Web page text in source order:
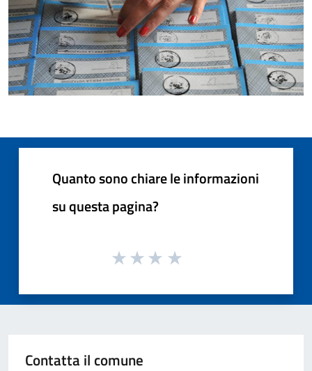
Quanto sono chiare le informazioni
su questa pagina?
Contatta il comune